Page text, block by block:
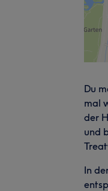
Du
mal
der
und
In